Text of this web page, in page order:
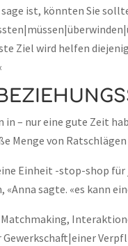
ist, könnten Sie
Ziel wird helfen
in – nur eine gute Zeit
Menge von Ratschlägen
Einheit -stop-shop
sagte. «es kann